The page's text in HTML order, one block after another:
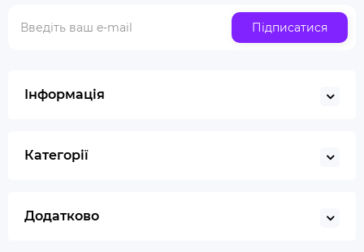
Купити ювелірні ваги
Гільйотина для сигар
Підписатися
Інформація
Категорії
Додатково